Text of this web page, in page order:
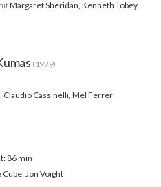
Margaret Sheridan, Kenneth Tobey,
(1979)
Claudio Cassinelli, Mel Ferrer
86 min
Jon Voight